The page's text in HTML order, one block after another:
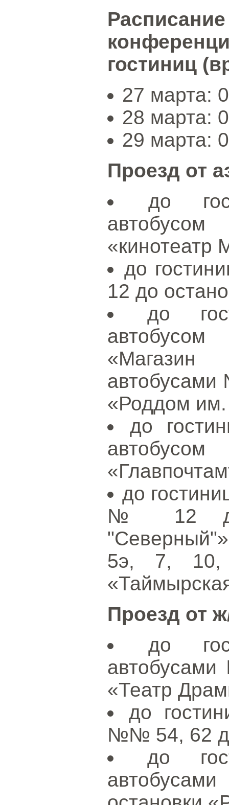
гостиниц
27 марта:
28 марта:
29 марта:
Проезд от
до
«кинотеатр
до
12 до
до
«Роддом
до
до
№ 12 до
5э, 7, 10,
Проезд от
до
«Театр
до
№№ 54, 62
до